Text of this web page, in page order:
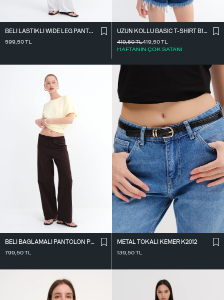
BELI LASTIKLI WIDE LEG PANTOLON PN2622
599,50TL
UZUN KOLLU BASIC T-SHIRT B10571
419,50TL
HAFTANIN ÇOK SATANI
419,50TL
BELI BAĞLAMALI PANTOLON PN17449
799,50TL
METAL TOKALI KEMER K2012
139,50TL